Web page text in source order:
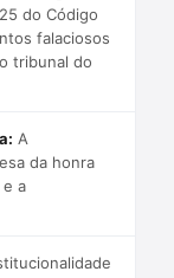
do Código
falaciosos
tribunal do
A
da honra
e a